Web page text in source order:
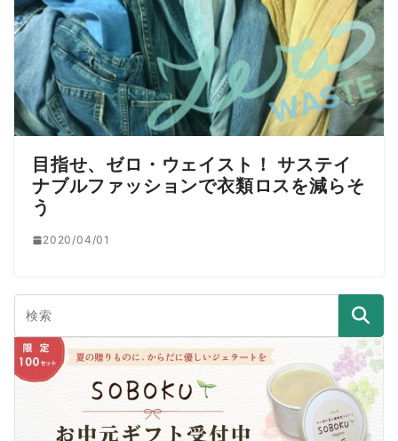
目指せ、ゼロ・ウェイスト！ サステイ
ナブルファッションで衣類ロスを減らそ
う
2020/04/01